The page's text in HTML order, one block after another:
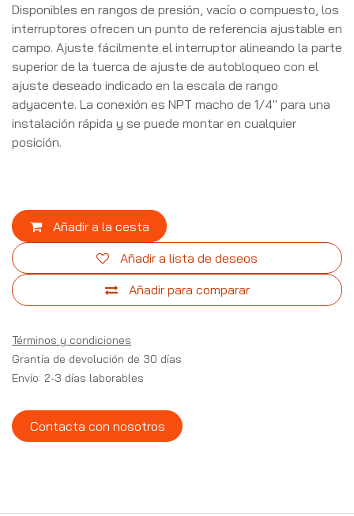
Disponibles en rangos de presión, vacío o compuesto, los
interruptores ofrecen un punto de referencia ajustable en
campo. Ajuste fácilmente el interruptor alineando la parte
superior de la tuerca de ajuste de autobloqueo con el
ajuste deseado indicado en la escala de rango
adyacente. La conexión es NPT macho de 1/4" para una
instalación rápida y se puede montar en cualquier
posición.
Añadir a la cesta
Añadir para comparar
Añadir a lista de deseos
Términos y condiciones
Grantía de devolución de 30 días
Envío: 2-3 días laborables
Contacta con nosotros